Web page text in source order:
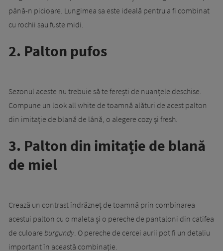
până-n picioare. Lungimea sa este ideală pentru a fi combinat
cu rochii sau fuste midi.
2. Palton pufos
Sezonul aceste nu trebuie să te ferești de nuanțele deschise.
Compune un look all white de toamnă alături de acest palton
din imitație de blană de lână, o alegere cozy și fresh.
3. Palton din imitație de blană
de miel
Crează un contrast îndrăzneț de toamnă prin combinarea
acestui palton cu o maleta și o pereche de pantaloni din catifea
de culoare burgundy. O pereche de cercei aurii pot fi un detaliu
important în această combinație.